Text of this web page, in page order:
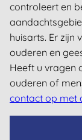
controleert en
huisarts. Er zijn
ouderen en
Heeft u vragen
ouderen of
contact op met